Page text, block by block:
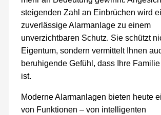
steigenden Zahl an Einbrüchen wird
zuverlässige Alarmanlage zu einem
unverzichtbaren Schutz. Sie schützt
Eigentum, sondern vermittelt Ihnen
beruhigende Gefühl, dass Ihre
ist.
Moderne Alarmanlagen bieten heute
von Funktionen – von intelligenten